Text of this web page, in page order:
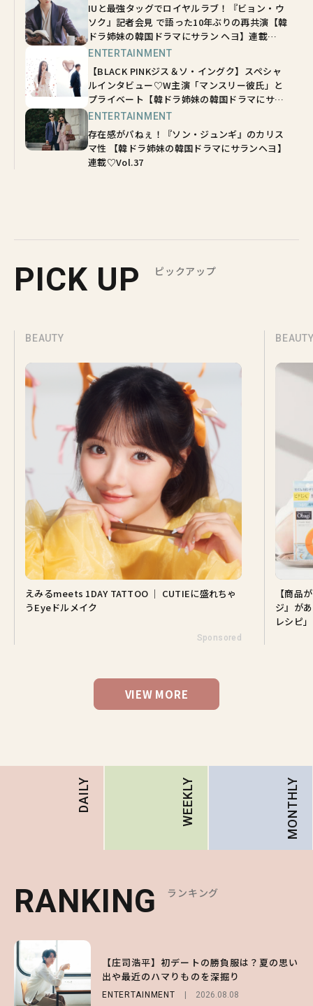
IUと最強タッグでロイヤルラブ！『ビョン・ウ
ソク』記者会見 で語った10年ぶりの再共演【韓
ドラ姉妹の韓国ドラマにサラン ヘヨ】連載
♡Vol.40
ENTERTAINMENT
【BLACK PINKジス＆ソ・イングク】スペシャ
ルインタビュー♡W主演「マンスリー彼氏」と
プライベート【韓ドラ姉妹の韓国ドラマにサラ
ンヘヨ】連載 vol.38
ENTERTAINMENT
存在感がパねぇ！『ソン・ジュンギ』のカリス
マ性 【韓ドラ姉妹の韓国ドラマにサランヘヨ】
連載♡Vol.37
PICK UP ピックアップ
BEAUTY
えみるmeets 1DAY TATTOO ｜ CUTIEに盛れちゃ
うEyeドルメイク
Sponsored
【商品
ジ』が
レシピ」
VIEW MORE
DAILY WEEKLY MONTHLY
RANKING ランキング
【庄司浩平】初デートの勝負服は？夏の思い
出や最近のハマりものを深掘り
ENTERTAINMENT 2026.08.08
RANKING ランキング
【森香澄】理想のスタイルはどう作る？体型
キープの秘訣や夏の過ごし方など独占インタ
ビュー！
RANKING ランキング
【SNIDEL】長濱ねるとロマンティックトラ
ッドな秋はじめ｜2026秋の新作コーデ4選
FASHION Sponsored 2026.07.10